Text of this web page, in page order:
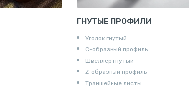
ГНУТЫЕ ПРОФИЛИ
Уголок гнутый
С-образный профиль
Швеллер гнутый
Z-образный профиль
Траншейные листы